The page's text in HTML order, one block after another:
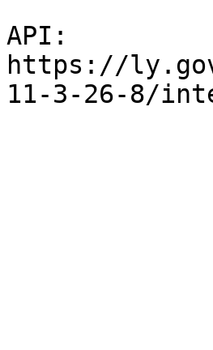
API:
https://
11-3-26-8/